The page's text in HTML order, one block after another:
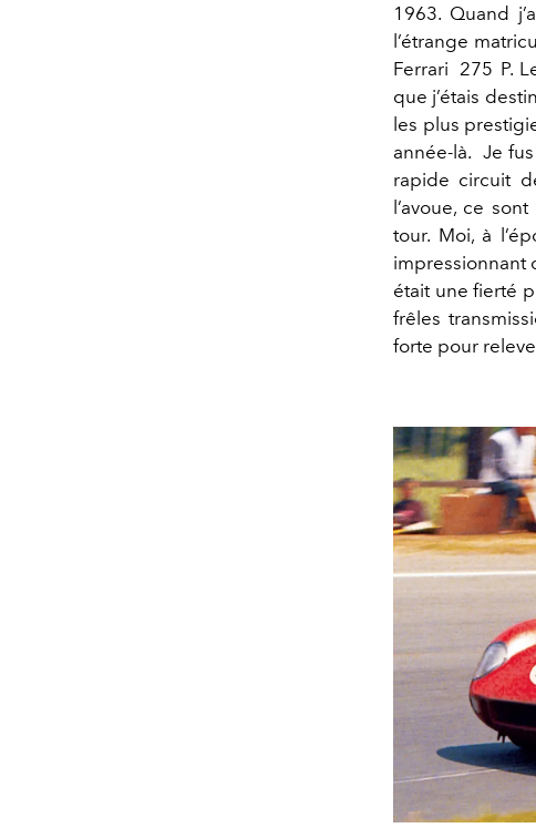
1963. Quand
l’étrange
Ferrari 275 P.
que j’étais
les plus
année-là. Je
rapide circuit
l’avoue, ce
tour. Moi, à
impressionnant
était une fierté
frêles
forte pour